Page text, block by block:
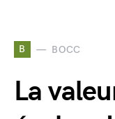
B BOCC
La